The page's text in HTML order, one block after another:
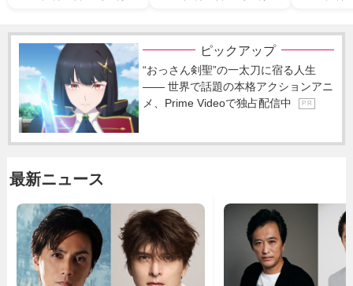
ピックアップ
“おっさん剣聖”の一太刀に宿る人生
―― 世界で話題の本格アクションアニ
メ、Prime Videoで独占配信中
P R
最新ニュース